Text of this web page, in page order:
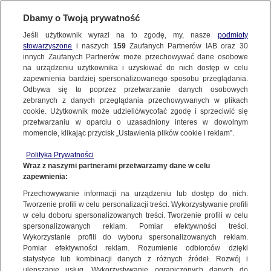
BIURO REKLAMY TVN MEDIA
16.11.2021
KOSZYKARSKIE HITY GRUDNIA W SPORTKLUBIE!
PREMIUM TV SPORTKLUB
Dbamy o Twoją prywatność
Jeśli użytkownik wyrazi na to zgodę, my, nasze podmioty
stowarzyszone i naszych 159Zaufanych Partnerów IAB oraz 30
innych Zaufanych Partnerów może przechowywać dane osobowe
na urządzeniu użytkownika i uzyskiwać do nich dostęp w celu
zapewnienia bardziej spersonalizowanego sposobu przeglądania.
Odbywa się to poprzez przetwarzanie danych osobowych
zebranych z danych przeglądania przechowywanych w plikach
cookie. Użytkownik może udzielić/wycofać zgodę i sprzeciwić się
przetwarzaniu w oparciu o uzasadniony interes w dowolnym
momencie, klikając przycisk „Ustawienia plików cookie i reklam”.
Polityka Prywatności
Wraz z naszymi partnerami przetwarzamy dane w celu
zapewnienia:
Przechowywanie informacji na urządzeniu lub dostęp do nich.
Tworzenie profili w celu personalizacji treści. Wykorzystywanie profili
w celu doboru spersonalizowanych treści. Tworzenie profili w celu
spersonalizowanych reklam. Pomiar efektywności treści.
Wykorzystanie profili do wyboru spersonalizowanych reklam.
Pomiar efektywności reklam. Rozumienie odbiorców dzięki
statystyce lub kombinacji danych z różnych źródeł. Rozwój i